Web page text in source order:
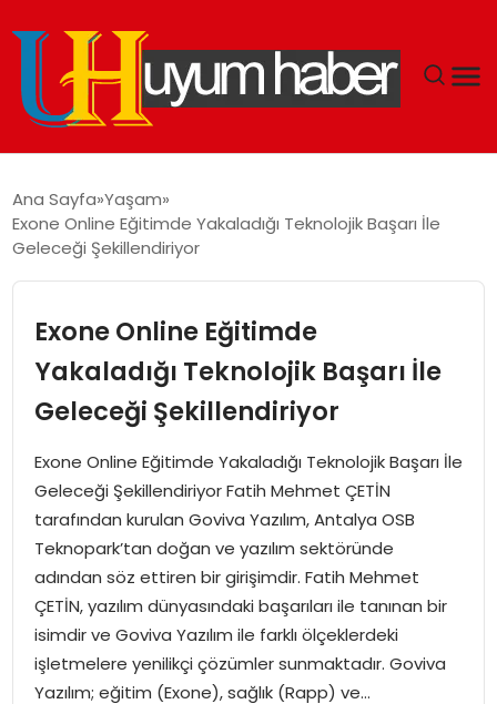
EKONOMI
SPOR
TEKNOLOJI
SAĞLIK
MAGAZIN
YAŞAM
Ana Sayfa Yaşam
Exone Online Eğitimde Yakaladığı Teknolojik Başarı İle
Geleceği Şekillendiriyor
Exone Online Eğitimde
Yakaladığı Teknolojik Başarı İle
Geleceği Şekillendiriyor
Exone Online Eğitimde Yakaladığı Teknolojik Başarı İle
Geleceği Şekillendiriyor Fatih Mehmet ÇETİN
tarafından kurulan Goviva Yazılım, Antalya OSB
Teknopark’tan doğan ve yazılım sektöründe
adından söz ettiren bir girişimdir. Fatih Mehmet
ÇETİN, yazılım dünyasındaki başarıları ile tanınan bir
isimdir ve Goviva Yazılım ile farklı ölçeklerdeki
işletmelere yenilikçi çözümler sunmaktadır. Goviva
Yazılım; eğitim (Exone), sağlık (Rapp) ve…